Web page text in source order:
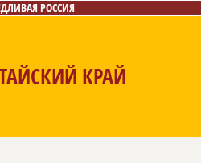
РОССИЯ
КРАЙ